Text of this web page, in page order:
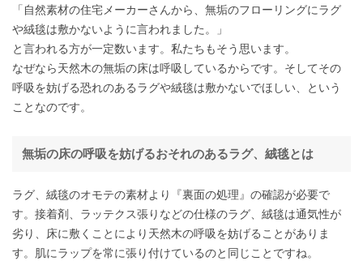
「自然素材の住宅メーカーさんから、無垢のフローリングにラグ
や絨毯は敷かないように言われました。」
と言われる方が一定数います。私たちもそう思います。
なぜなら天然木の無垢の床は呼吸しているからです。そしてその
呼吸を妨げる恐れのあるラグや絨毯は敷かないでほしい、という
ことなのです。
無垢の床の呼吸を妨げるおそれのあるラグ、絨毯とは
ラグ、絨毯のオモテの素材より『裏面の処理』の確認が必要で
す。接着剤、ラッテクス張りなどの仕様のラグ、絨毯は通気性が
劣り、床に敷くことにより天然木の呼吸を妨げることがありま
す。肌にラップを常に張り付けているのと同じことですね。